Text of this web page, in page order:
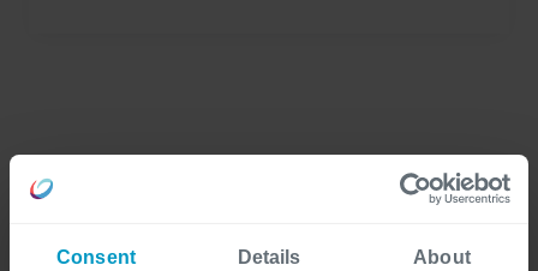
Consent Details About
Contacteer ons